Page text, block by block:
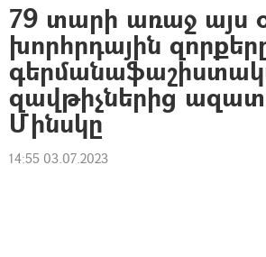
79 տարի առաջ այս
խորհրդային
զավթիչներից
Մինսկը
14:55 03.07.2023